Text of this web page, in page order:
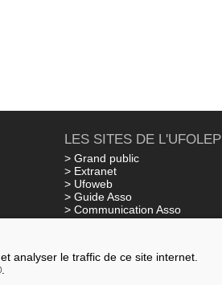
LES SITES DE L'UFOLEP
> Grand public
> Extranet
> Ufoweb
> Guide Asso
> Communication Asso
> Inscriptions événements
analyser le traffic de ce site internet.